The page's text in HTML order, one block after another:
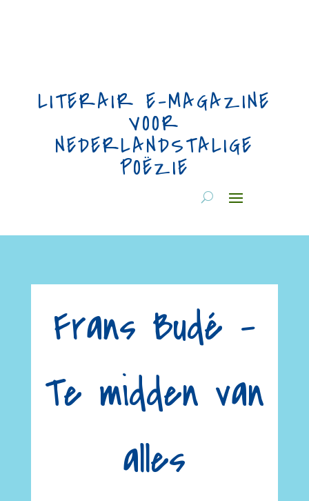
LITERAIR E-MAGAZINE
VOOR
NEDERLANDSTALIGE
POËZIE
Frans Budé –
Te midden van
alles